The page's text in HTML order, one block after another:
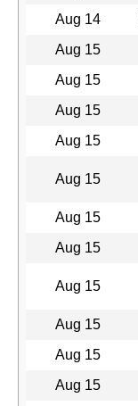
Aug 14
Aug 15
Aug 15
Aug 15
Aug 15
Aug 15
Aug 15
Aug 15
Aug 15
Aug 15
Aug 15
Aug 15